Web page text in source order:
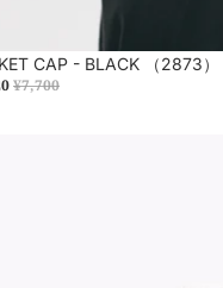
れ CAP - BLACK （2873）
¥7,700